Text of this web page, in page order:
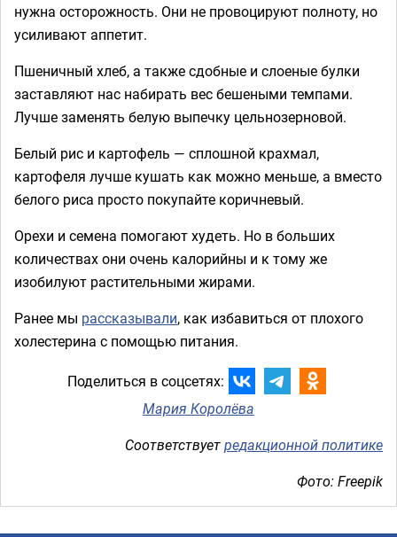
нужна осторожность. Они не провоцируют полноту, но
усиливают аппетит.
Пшеничный хлеб, а также сдобные и слоеные булки
заставляют нас набирать вес бешеными темпами.
Лучше заменять белую выпечку цельнозерновой.
Белый рис и картофель — сплошной крахмал,
картофеля лучше кушать как можно меньше, а вместо
белого риса просто покупайте коричневый.
Орехи и семена помогают худеть. Но в больших
количествах они очень калорийны и к тому же
изобилуют растительными жирами.
Ранее мы рассказывали, как избавиться от плохого
холестерина с помощью питания.
Поделиться в соцсетях:
Мария Королёва
Соответствуетредакционной политике
Фото: Freepik